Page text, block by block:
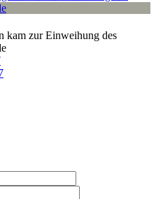
kam zur Einweihung des